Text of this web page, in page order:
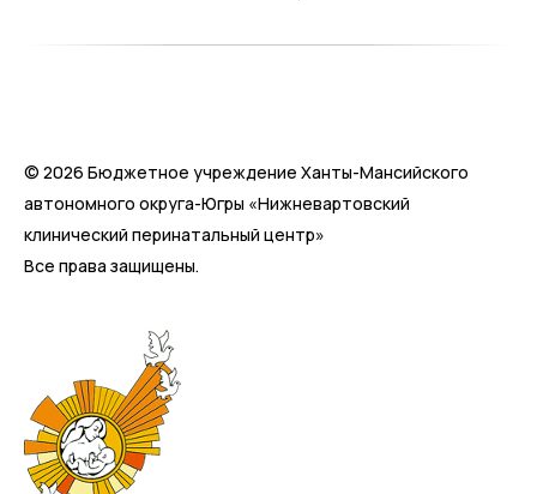
© 2026 Бюджетное учреждение Ханты-Мансийского
автономного округа-Югры «Нижневартовский
клинический перинатальный центр»
Все права защищены.